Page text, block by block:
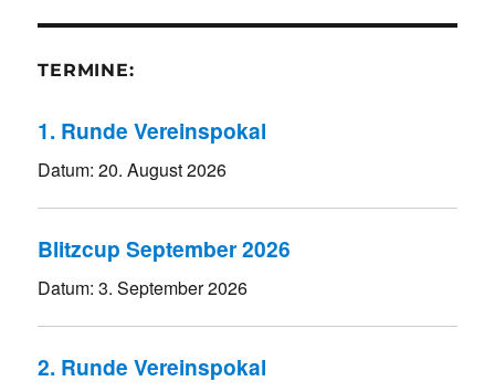
TERMINE:
1. Runde Vereinspokal
Datum:20. August 2026
Blitzcup September 2026
Datum:3. September 2026
2. Runde Vereinspokal